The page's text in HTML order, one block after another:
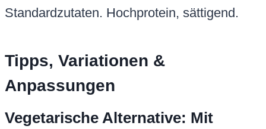
Standardzutaten. Hochprotein, sättigend.
Tipps, Variationen &
Anpassungen
Vegetarische Alternative: Mit